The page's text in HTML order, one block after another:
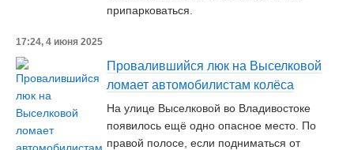
припарковаться.
17:24, 4 июня 2025
Провалившийся люк на Выселковой
ломает автомобилистам колёса
На улице Выселковой во Владивостоке
появилось ещё одно опасное место. По
правой полосе, если подниматься от